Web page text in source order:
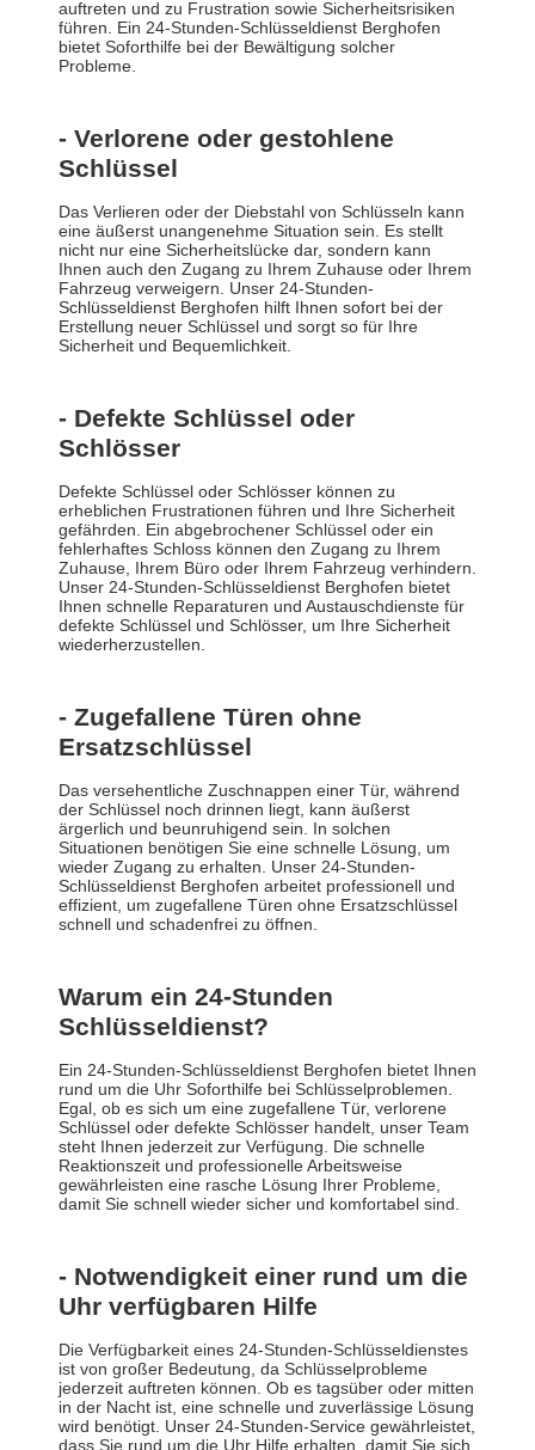
auftreten und zu Frustration sowie Sicherheitsrisiken
führen. Ein 24-Stunden-Schlüsseldienst Berghofen
bietet Soforthilfe bei der Bewältigung solcher
Probleme.
- Verlorene oder gestohlene
Schlüssel
Das Verlieren oder der Diebstahl von Schlüsseln kann
eine äußerst unangenehme Situation sein. Es stellt
nicht nur eine Sicherheitslücke dar, sondern kann
Ihnen auch den Zugang zu Ihrem Zuhause oder Ihrem
Fahrzeug verweigern. Unser 24-Stunden-
Schlüsseldienst Berghofen hilft Ihnen sofort bei der
Erstellung neuer Schlüssel und sorgt so für Ihre
Sicherheit und Bequemlichkeit.
- Defekte Schlüssel oder
Schlösser
Defekte Schlüssel oder Schlösser können zu
erheblichen Frustrationen führen und Ihre Sicherheit
gefährden. Ein abgebrochener Schlüssel oder ein
fehlerhaftes Schloss können den Zugang zu Ihrem
Zuhause, Ihrem Büro oder Ihrem Fahrzeug verhindern.
Unser 24-Stunden-Schlüsseldienst Berghofen bietet
Ihnen schnelle Reparaturen und Austauschdienste für
defekte Schlüssel und Schlösser, um Ihre Sicherheit
wiederherzustellen.
- Zugefallene Türen ohne
Ersatzschlüssel
Das versehentliche Zuschnappen einer Tür, während
der Schlüssel noch drinnen liegt, kann äußerst
ärgerlich und beunruhigend sein. In solchen
Situationen benötigen Sie eine schnelle Lösung, um
wieder Zugang zu erhalten. Unser 24-Stunden-
Schlüsseldienst Berghofen arbeitet professionell und
effizient, um zugefallene Türen ohne Ersatzschlüssel
schnell und schadenfrei zu öffnen.
Warum ein 24-Stunden
Schlüsseldienst?
Ein 24-Stunden-Schlüsseldienst Berghofen bietet Ihnen
rund um die Uhr Soforthilfe bei Schlüsselproblemen.
Egal, ob es sich um eine zugefallene Tür, verlorene
Schlüssel oder defekte Schlösser handelt, unser Team
steht Ihnen jederzeit zur Verfügung. Die schnelle
Reaktionszeit und professionelle Arbeitsweise
gewährleisten eine rasche Lösung Ihrer Probleme,
damit Sie schnell wieder sicher und komfortabel sind.
- Notwendigkeit einer rund um die
Uhr verfügbaren Hilfe
Die Verfügbarkeit eines 24-Stunden-Schlüsseldienstes
ist von großer Bedeutung, da Schlüsselprobleme
jederzeit auftreten können. Ob es tagsüber oder mitten
in der Nacht ist, eine schnelle und zuverlässige Lösung
wird benötigt. Unser 24-Stunden-Service gewährleistet,
dass Sie rund um die Uhr Hilfe erhalten, damit Sie sich